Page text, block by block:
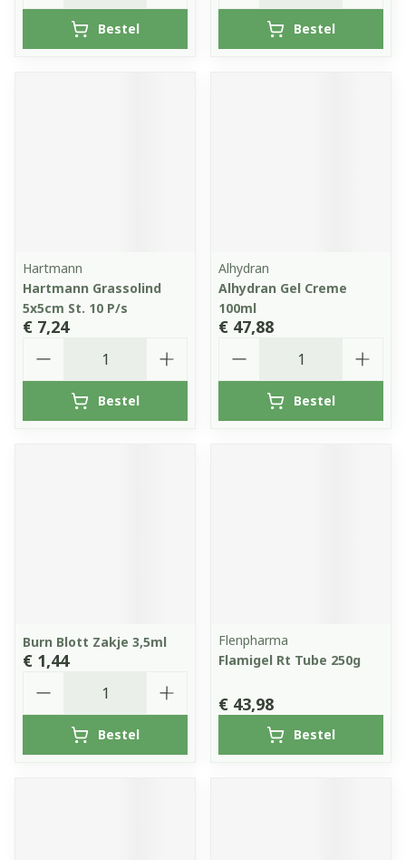
Bestel Bestel
Hartmann
Hartmann Grassolind
5x5cm St. 10 P/s
€ 7,24
Bestel
Alhydran
Alhydran Gel Creme
100ml
€ 47,88
Bestel
Burn Blott Zakje 3,5ml
€ 1,44
Bestel
Flenpharma
Flamigel Rt Tube 250g
€ 43,98
Bestel